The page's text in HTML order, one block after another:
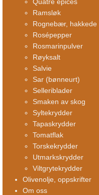
Ramsløk
Rognebær, hakkede
Rosépepper
Rosmarinpulver
Røyksalt
Salvie
Sar (bønneurt)
Selleriblader
Smaken av skog
Syltekrydder
Tapaskrydder
Tomatflak
Torskekrydder
Utmarkskrydder
Viltgrytekrydder
Olivenolje, oppskrifter
Om oss